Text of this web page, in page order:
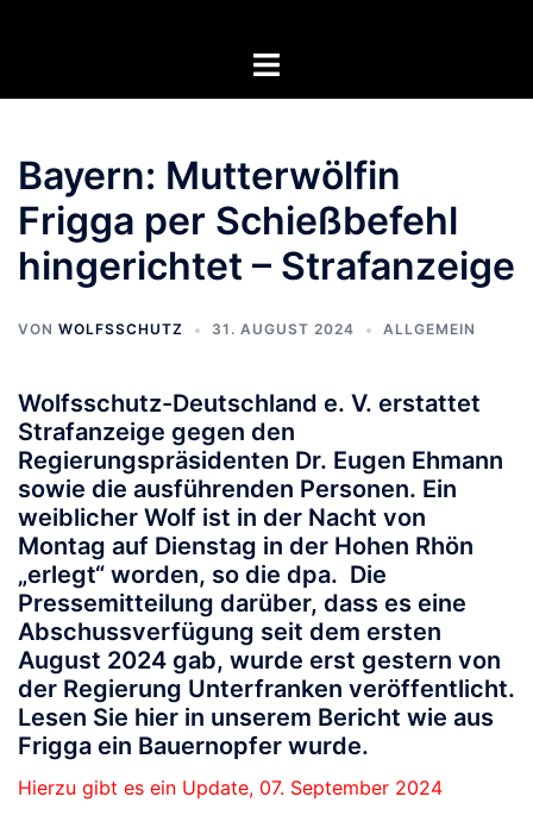
Menü
Bayern: Mutterwölfin
Frigga per Schießbefehl
hingerichtet – Strafanzeige
VON WOLFSSCHUTZ 31. AUGUST 2024 ALLGEMEIN
Wolfsschutz-Deutschland e. V. erstattet
Strafanzeige gegen den
Regierungspräsidenten Dr. Eugen Ehmann
sowie die ausführenden Personen. Ein
weiblicher Wolf ist in der Nacht von
Montag auf Dienstag in der Hohen Rhön
„erlegt“ worden, so die dpa. Die
Pressemitteilung darüber, dass es eine
Abschussverfügung seit dem ersten
August 2024 gab, wurde erst gestern von
der Regierung Unterfranken veröffentlicht.
Lesen Sie hier in unserem Bericht wie aus
Frigga ein Bauernopfer wurde.
Hierzu gibt es ein Update, 07. September 2024